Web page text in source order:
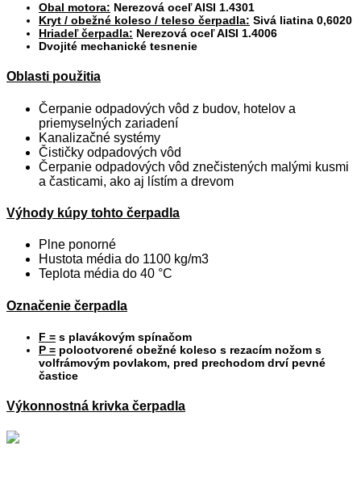
Obal motora: Nerezová oceľ AISI 1.4301
Kryt / obežné koleso / teleso čerpadla: Sivá liatina 0,6020
Hriadeľ čerpadla: Nerezová oceľ AISI 1.4006
Dvojité mechanické tesnenie
Oblasti použitia
Čerpanie odpadových vôd z budov, hotelov a
priemyselných zariadení
Kanalizačné systémy
Čističky odpadových vôd
Čerpanie odpadových vôd znečistených malými kusmi
a časticami, ako aj lístím a drevom
Výhody kúpy tohto čerpadla
Plne ponorné
Hustota média do 1100 kg/m3
Teplota média do 40 °C
Označenie čerpadla
F = s plavákovým spínačom
P = polootvorené obežné koleso s rezacím nožom s
volfrámovým povlakom, pred prechodom drví pevné
častice
Výkonnostná krivka čerpadla